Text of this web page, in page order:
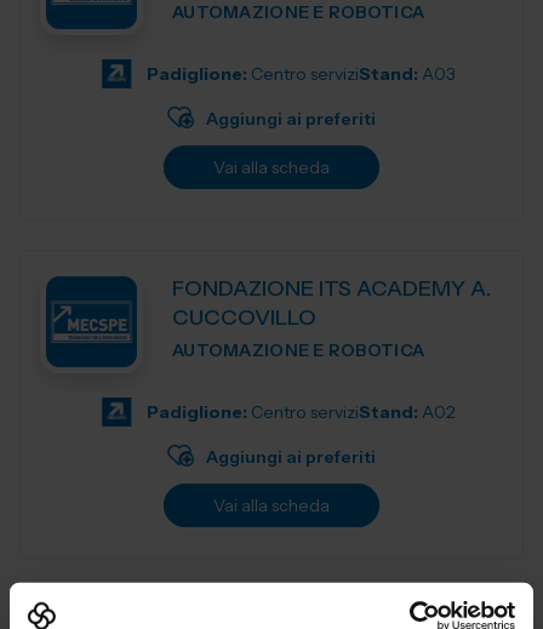
AUTOMAZIONE E ROBOTICA
Padiglione: Centro serviziStand: A03
Aggiungi ai preferiti
Vai alla scheda
FONDAZIONE ITS ACADEMY A.
CUCCOVILLO
AUTOMAZIONE E ROBOTICA
Padiglione: Centro serviziStand: A02
Aggiungi ai preferiti
Vai alla scheda
FONDAZIONE ITS MAKER